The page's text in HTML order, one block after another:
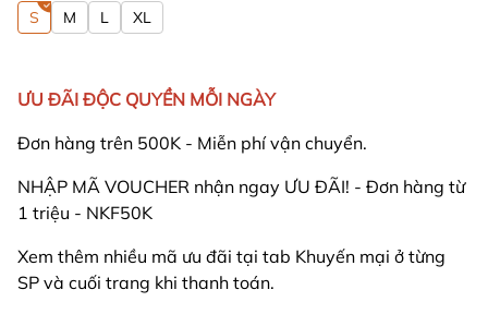
S
M L XL
ƯU ĐÃI ĐỘC QUYỀN MỖI NGÀY
Đơn hàng trên 500K - Miễn phí vận chuyển.
NHẬP MÃ VOUCHER nhận ngay ƯU ĐÃI! - Đơn hàng từ
1 triệu - NKF50K
Xem thêm nhiều mã ưu đãi tại tab Khuyến mại ở từng
SP và cuối trang khi thanh toán.